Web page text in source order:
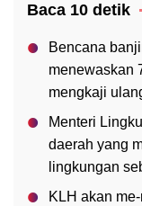
Baca 10 detik
Bencana
menewaskan
mengkaji
Menteri
daerah yang
lingkungan
KLH akan